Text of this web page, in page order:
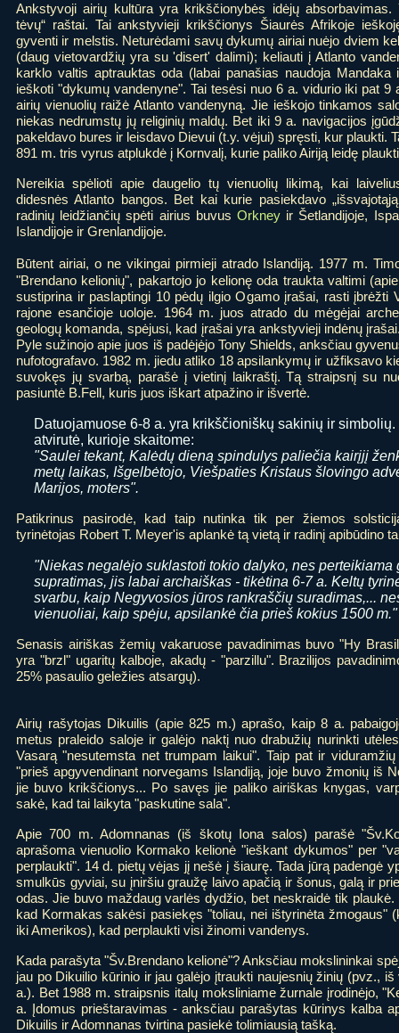
Ankstyvoji airių kultūra yra krikščionybės idėjų absorbavimas.
tėvų“ raštai. Tai ankstyvieji krikščionys Šiaurės Afrikoje
gyventi ir melstis. Neturėdami savų dykumų airiai nuėjo dviem
(daug vietovardžių yra su 'disert' dalimi); keliauti į Atlanto
karklo valtis aptrauktas oda (labai panašias naudoja Mandaka
ieškoti "dykumų vandenyne". Tai tesėsi nuo 6 a. vidurio iki pat 9
airių vienuolių raižė Atlanto vandenyną. Jie ieškojo tinkamos
niekas nedrumstų jų religinių maldų. Bet iki 9 a. navigacijos
pakeldavo bures ir leisdavo Dievui (t.y. vėjui) spręsti, kur plaukti.
891 m. tris vyrus atplukdė į Kornvalį, kurie paliko Airiją leidę
Nereikia spėlioti apie daugelio tų vienuolių likimą, kai
didesnės Atlanto bangos. Bet kai kurie pasiekdavo
radinių leidžiančių spėti airius buvus Orkney ir Šetlandijoje,
Islandijoje ir Grenlandijoje.
Būtent airiai, o ne vikingai pirmieji atrado Islandiją. 1977 m.
"Brendano kelionių", pakartojo jo kelionę oda traukta valtimi
sustiprina ir paslaptingi 10 pėdų ilgio Ogamo įrašai, rasti įbrėžti
rajone esančioje uoloje. 1964 m. juos atrado du mėgėjai
geologų komanda, spėjusi, kad įrašai yra ankstyvieji indėnų
Pyle sužinojo apie juos iš padėjėjo Tony Shields, anksčiau
nufotografavo. 1982 m. jiedu atliko 18 apsilankymų ir užfiksavo
suvokęs jų svarbą, parašė į vietinį laikraštį. Tą straipsnį su
pasiuntė B.Fell, kuris juos iškart atpažino ir išvertė.
Datuojamuose 6-8 a. yra krikščioniškų sakinių ir
atvirutė, kurioje skaitome:
"Saulei tekant, Kalėdų dieną spindulys paliečia kairįjį
metų laikas, Išgelbėtojo, Viešpaties Kristaus šlovingo
Marijos, moters".
Patikrinus pasirodė, kad taip nutinka tik per žiemos
tyrinėtojas Robert T. Meyer'is aplankė tą vietą ir radinį apibūdino
"Niekas negalėjo suklastoti tokio dalyko, nes perteikiama
supratimas, jis labai archaiškas - tikėtina 6-7 a. Keltų
svarbu, kaip Negyvosios jūros rankraščių suradimas,...
vienuoliai, kaip spėju, apsilankė čia prieš kokius 1500 m."
Senasis airiškas žemių vakaruose pavadinimas buvo "Hy
yra "brzl" ugaritų kalboje, akadų - "parzillu". Brazilijos
25% pasaulio geležies atsargų).
Airių rašytojas Dikuilis (apie 825 m.) aprašo, kaip 8 a.
metus praleido saloje ir galėjo naktį nuo drabužių nurinkti
Vasarą "nesutemsta net trumpam laikui". Taip pat ir
"prieš apgyvendinant norvegams Islandiją, joje buvo žmonių iš
jie buvo krikščionys... Po savęs jie paliko airiškas knygas,
sakė, kad tai laikyta "paskutine sala".
Apie 700 m. Adomnanas (iš škotų Iona salos) parašė
aprašoma vienuolio Kormako kelionė "ieškant dykumos" per
perplaukti". 14 d. pietų vėjas jį nešė į šiaurę. Tada jūrą padengė
smulkūs gyviai, su įniršiu graužę laivo apačią ir šonus, galą ir
odas. Jie buvo maždaug varlės dydžio, bet neskraidė tik
kad Kormakas sakėsi pasiekęs "toliau, nei ištyrinėta žmogaus"
iki Amerikos), kad perplaukti visi žinomi vandenys.
Kada parašyta "Šv.Brendano kelionė"? Anksčiau mokslininkai
jau po Dikuilio kūrinio ir jau galėjo įtraukti naujesnių žinių (pvz.,
a.). Bet 1988 m. straipsnis italų moksliniame žurnale įrodinėjo,
a. Įdomus prieštaravimas - anksčiau parašytas kūrinys kalba
Dikuilis ir Adomnanas tvirtina pasiekė tolimiausią tašką.